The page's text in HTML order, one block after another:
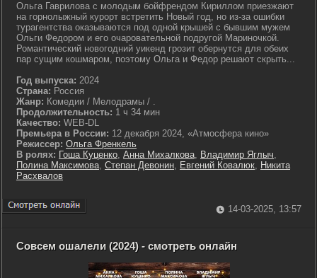
Ольга Гаврилова с молодым бойфрендом Кириллом приезжают
на горнолыжный курорт встретить Новый год, но из-за ошибки
турагентства оказываются под одной крышей с бывшим мужем
Ольги Федором и его очаровательной подругой Мариночкой.
Романтический новогодний уикенд грозит обернутся для обеих
пар сущим кошмаром, поэтому Ольга и Федор решают скрыть...
Год выпуска: 2024
Страна: Россия
Жанр: Комедии / Мелодрамы / .
Продолжительность: 1 ч 34 мин
Качество: WEB-DL
Премьера в России: 12 декабря 2024, «Атмосфера кино»
Режиссер: Ольга Френкель
В ролях: Гоша Куценко, Анна Михалкова, Владимир Яглыч,
Полина Максимова, Степан Девонин, Евгений Ковалюк, Никита
Расхвалов
14-03-2025, 13:57
Совсем ошалели (2024) - смотреть онлайн